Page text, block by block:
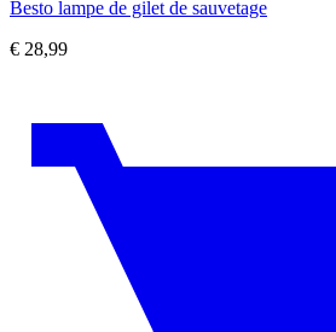
Besto lampe de gilet de sauvetage
€ 28,99